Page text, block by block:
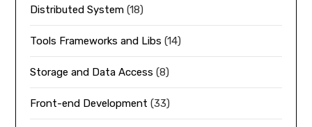
Distributed System (18)
Tools Frameworks and Libs (14)
Storage and Data Access (8)
Front-end Development (33)